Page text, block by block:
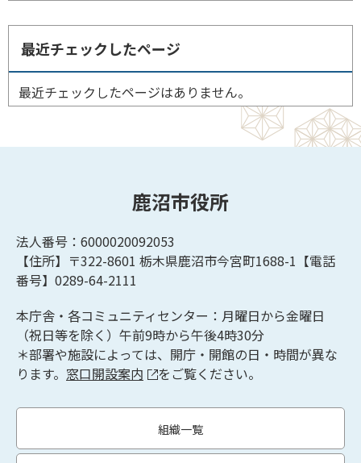
最近チェックしたページ
最近チェックしたページはありません。
鹿沼市役所
法人番号：6000020092053
【住所】〒322-8601 栃木県鹿沼市今宮町1688-1【電話
番号】0289-64-2111
本庁舎・各コミュニティセンター：月曜日から金曜日
（祝日等を除く）午前9時から午後4時30分
＊部署や施設によっては、開庁・開館の日・時間が異な
ります。 窓口開設案内 をご覧ください。
組織一覧